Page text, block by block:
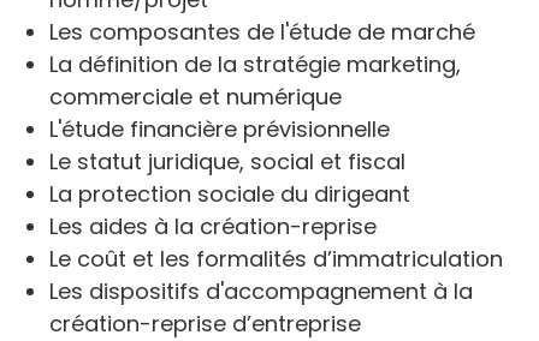
Les composantes de l'étude de marché
La définition de la stratégie marketing,
commerciale et numérique
L'étude financière prévisionnelle
Le statut juridique, social et fiscal
La protection sociale du dirigeant
Les aides à la création-reprise
Le coût et les formalités d’immatriculation
Les dispositifs d'accompagnement à la
création-reprise d’entreprise